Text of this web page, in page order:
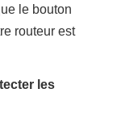
le bouton
routeur est
les